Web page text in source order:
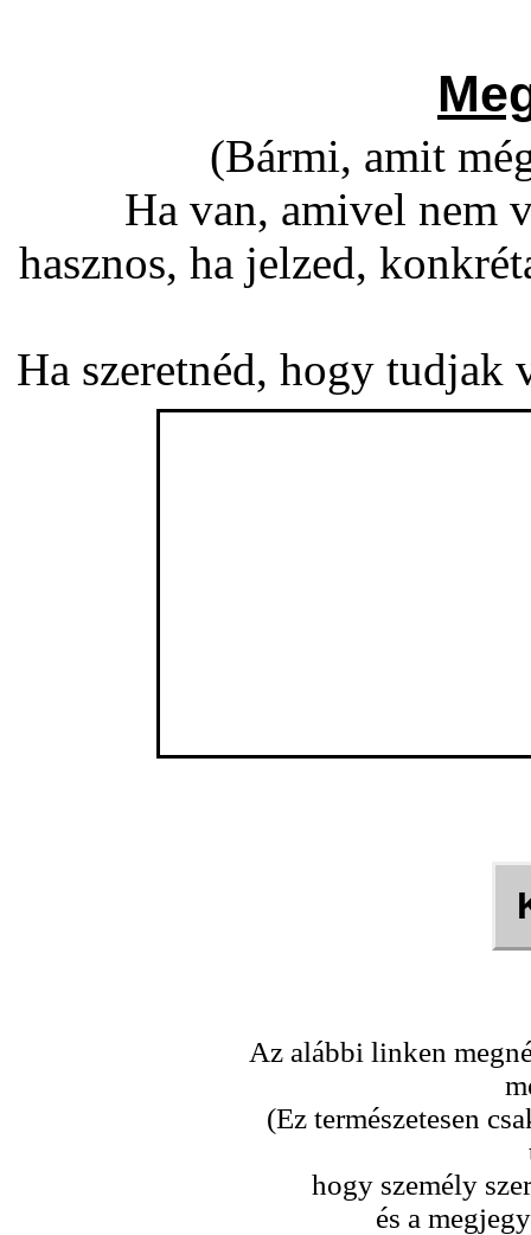
(Bármi, amit
Ha van, amivel nem
hasznos, ha jelzed,
Ha szeretnéd, hogy
Az alábbi linken
(Ez természetesen
hogy személy
és a